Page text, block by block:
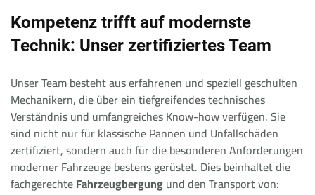
Kompetenz trifft auf modernste
Technik: Unser zertifiziertes Team
Unser Team besteht aus erfahrenen und speziell geschulten
Mechanikern, die über ein tiefgreifendes technisches
Verständnis und umfangreiches Know-how verfügen. Sie
sind nicht nur für klassische Pannen und Unfallschäden
zertifiziert, sondern auch für die besonderen Anforderungen
moderner Fahrzeuge bestens gerüstet. Dies beinhaltet die
fachgerechteFahrzeugbergungund den Transport von: